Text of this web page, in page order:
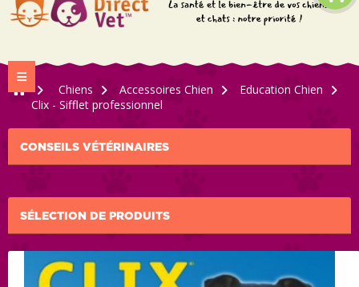
Navigation bascule
>
Chiens > Accessoires Chien >
Education Chien
Clix - Sifflet professionnel
CONSEILS VÉTÉRINAIRES
SÉLECTION DE PRODUITS